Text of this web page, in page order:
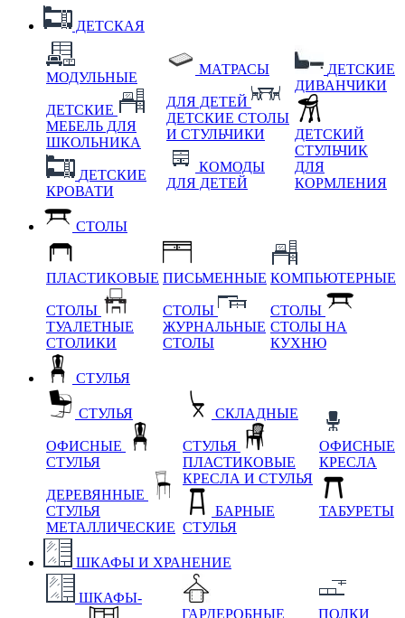
ДЕТСКАЯ
МОДУЛЬНЫЕ
ДЕТСКИЕ
МЕБЕЛЬ ДЛЯ
ШКОЛЬНИКА
ДЕТСКИЕ
КРОВАТИ
МАТРАСЫ
ДЛЯ ДЕТЕЙ
ДЕТСКИЕ СТОЛЫ
И СТУЛЬЧИКИ
КОМОДЫ
ДЛЯ ДЕТЕЙ
ДЕТСКИЕ
ДИВАНЧИКИ
ДЕТСКИЙ
СТУЛЬЧИК
ДЛЯ
КОРМЛЕНИЯ
СТОЛЫ
ПЛАСТИКОВЫЕ
СТОЛЫ
ТУАЛЕТНЫЕ
СТОЛИКИ
ПИСЬМЕННЫЕ
СТОЛЫ
ЖУРНАЛЬНЫЕ
СТОЛЫ
КОМПЬЮТЕРНЫЕ
СТОЛЫ
СТОЛЫ НА
КУХНЮ
СТУЛЬЯ
СТУЛЬЯ
ОФИСНЫЕ
СТУЛЬЯ
ДЕРЕВЯННЫЕ
СТУЛЬЯ
МЕТАЛЛИЧЕСКИЕ
СКЛАДНЫЕ
СТУЛЬЯ
ПЛАСТИКОВЫЕ
КРЕСЛА И СТУЛЬЯ
БАРНЫЕ
СТУЛЬЯ
ОФИСНЫЕ
КРЕСЛА
ТАБУРЕТЫ
ШКАФЫ И ХРАНЕНИЕ
ШКАФЫ-
ГАРДЕРОБНЫЕ
ПОЛКИ